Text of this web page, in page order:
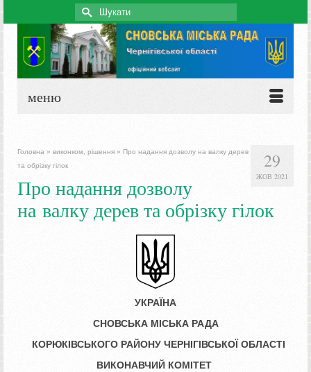
Search
for:
меню
29
ЖОВ 2021
Головна » виконком, рішення » Про надання дозволу на валку дерев
та обрізку гілок
Про надання дозволу
на валку дерев та обрізку гілок
УКРАЇНА
СНОВСЬКА МІСЬКА РАДА
КОРЮКІВСЬКОГО РАЙОНУ ЧЕРНІГІВСЬКОЇ ОБЛАСТІ
ВИКОНАВЧИЙ КОМІТЕТ